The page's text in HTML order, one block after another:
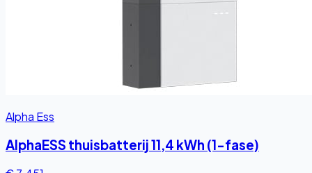
Alpha Ess
AlphaESS thuisbatterij 11,4 kWh (1-fase)